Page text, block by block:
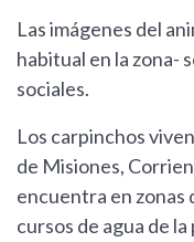
Las imágenes del
habitual en la zona-
sociales.
Los carpinchos
de Misiones,
encuentra en zonas
cursos de agua de